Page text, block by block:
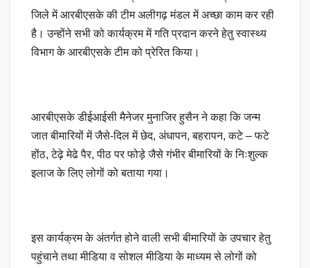
जिले में आरबीएसके की टीम अलीगढ़ मंडल में अच्छा काम कर रही
है। उन्होंने सभी को कार्यक्रम में गति प्रदान करने हेतु स्वास्थ्य
विभाग के आरबीएसके टीम को प्रेरित किया।
आरबीएसके डीईआईसी मैनेजर मुनाजिर हुसैन ने कहा कि जन्म
जात बीमारियों में जैसे-दिल में छेद, अंधापन, बहरापन, कटे – फटे
होंठ, टेढ़े मेढे पैर, पीठ पर फोड़े जैसे गंभीर बीमारियों के निःशुल्क
इलाज के लिए लोगों को बताया गया।
इस कार्यक्रम के अंतर्गत होने वाली सभी बीमारियों के उपचार हेतु
पहुंचाने तथा मीडिया व सोशल मीडिया के माध्यम से लोगों को